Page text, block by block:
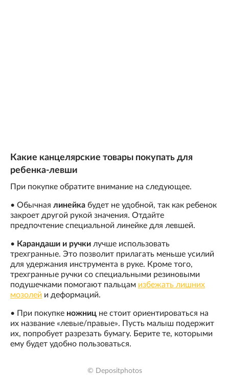
Какие канцелярские товары покупать для
ребенка-левши
При покупке обратите внимание на следующее.
• Обычная линейка будет не удобной, так как ребенок
закроет другой рукой значения. Отдайте
предпочтение специальной линейке для левшей.
• Карандаши и ручки лучше использовать
трехгранные. Это позволит прилагать меньше усилий
для удержания инструмента в руке. Кроме того,
трехгранные ручки со специальными резиновыми
подушечками помогают пальцам избежать лишних
мозолей и деформаций.
• При покупке ножниц не стоит ориентироваться на
их название «левые/правые». Пусть малыш подержит
их, попробует разрезать бумагу. Берите те, которыми
ему будет удобно пользоваться.
© Depositphotos